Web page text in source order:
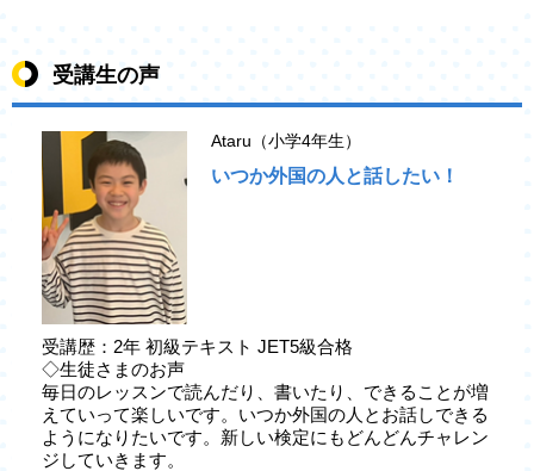
受講生の声
Ataru（小学4年生）
いつか外国の人と話したい！
受講歴：2年 初級テキスト JET5級合格
◇生徒さまのお声
毎日のレッスンで読んだり、書いたり、できることが増
えていって楽しいです。いつか外国の人とお話しできる
ようになりたいです。新しい検定にもどんどんチャレン
ジしていきます。